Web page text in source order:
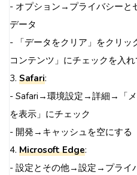
- オプション→プライバシーと
データ
- 「データをクリア」をクリ
コンテンツ」にチェックを入れ
3. Safari:
- Safari→環境設定→詳細→「メ
を表示」にチェック
- 開発→キャッシュを空にする
4. Microsoft Edge:
- 設定とその他→設定→プライ